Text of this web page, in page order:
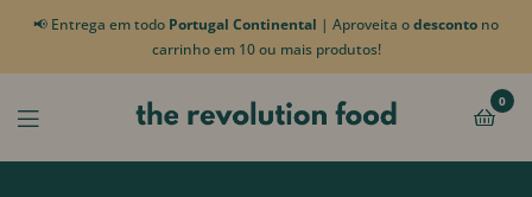
📢 Entrega em todo Portugal Continental | Aproveita odesconto no
carrinho em 10 ou mais produtos!
0